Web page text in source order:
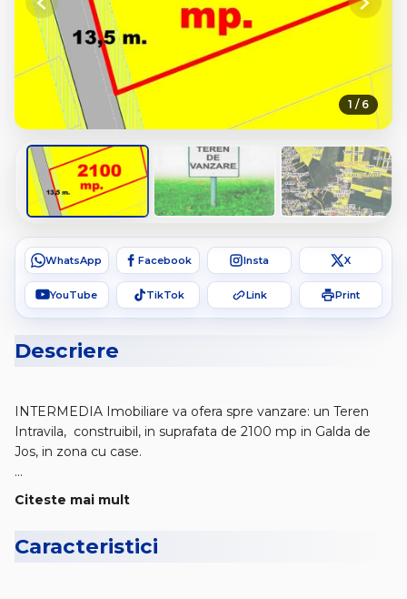
1 / 6
Previous Next
WhatsApp Facebook Insta X
YouTube TikTok Link Print
Descriere
INTERMEDIA Imobiliare va ofera spre vanzare: un Teren
Intravila, construibil, in suprafata de 2100 mp in Galda de
Jos, in zona cu case.
Acces direct la drum, toate utilitatile, 13,7 m front stradal.
Ideal pentru construre casa sau investitie!
Citeste mai mult
Caracteristici